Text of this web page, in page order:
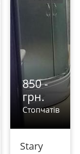
850 -
грн.
Стопчатів
Stary